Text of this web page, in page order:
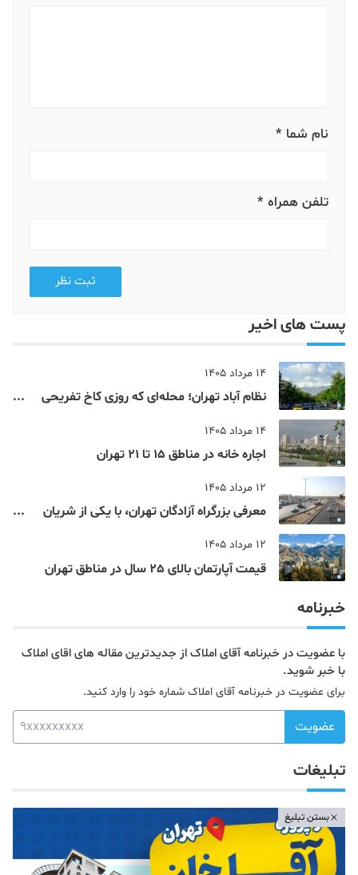
نام شما *
تلفن همراه *
ثبت نظر
پست های اخیر
14 مرداد 1405
نظام‌ آباد تهران؛ محله‌ای که روزی کاخ تفریحی
14 مرداد 1405
اجاره خانه در مناطق 15 تا 21 تهران
12 مرداد 1405
معرفی بزرگراه آزادگان تهران، با یکی از شریان
12 مرداد 1405
قیمت آپارتمان بالای 25 سال در مناطق تهران
خبرنامه
با عضویت در خبرنامه آقای املاک از جدیدترین مقاله های اقای املاک
با خبر شوید.
برای عضویت در خبرنامه آقای املاک شماره خود را وارد کنید.
عضویت
تبلیغات
بستن تبلیغ